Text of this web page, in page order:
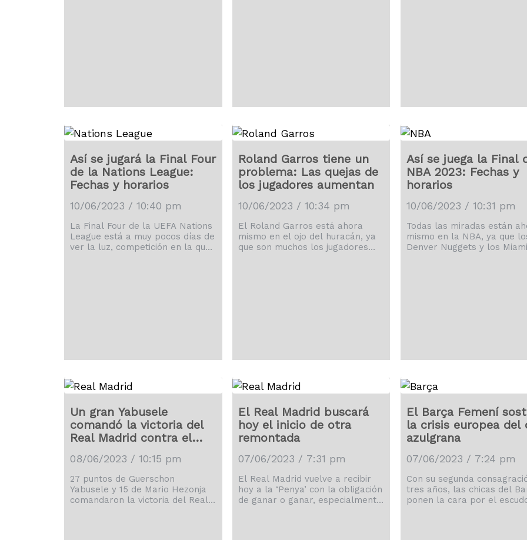
Así se jugará la Final Four
de la Nations League:
Fechas y horarios
10/06/2023 / 10:40 pm
La Final Four de la UEFA Nations
League está a muy pocos días de
ver la luz, competición en la que
Roland Garros tiene un
problema: Las quejas de
los jugadores aumentan
10/06/2023 / 10:34 pm
El Roland Garros está ahora
mismo en el ojo del huracán, ya
que son muchos los jugadores
Así se juega la Final
NBA 2023: Fechas y
horarios
10/06/2023 / 10:31 pm
Todas las miradas están
mismo en la NBA, ya que
Denver Nuggets y los
Un gran Yabusele
comandó la victoria del
Real Madrid contra el
08/06/2023 / 10:15 pm
27 puntos de Guerschon
Yabusele y 15 de Mario Hezonja
comandaron la victoria del Real
El Real Madrid buscará
hoy el inicio de otra
remontada
07/06/2023 / 7:31 pm
El Real Madrid vuelve a recibir
hoy a la ‘Penya’ con la obligación
de ganar o ganar, especialmente
El Barça Femení
la crisis europea del
azulgrana
07/06/2023 / 7:24 pm
Con su segunda
tres años, las chicas del
ponen la cara por el